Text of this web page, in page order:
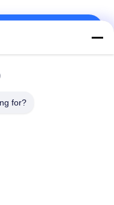
for?